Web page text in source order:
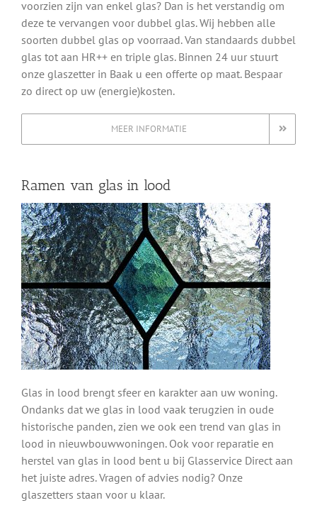
voorzien zijn van enkel glas? Dan is het verstandig om
deze te vervangen voor dubbel glas. Wij hebben alle
soorten dubbel glas op voorraad. Van standaards dubbel
glas tot aan HR++ en triple glas. Binnen 24 uur stuurt
onze glaszetter in Baak u een offerte op maat. Bespaar
zo direct op uw (energie)kosten.
MEER INFORMATIE
Ramen van glas in lood
Glas in lood brengt sfeer en karakter aan uw woning.
Ondanks dat we glas in lood vaak terugzien in oude
historische panden, zien we ook een trend van glas in
lood in nieuwbouwwoningen. Ook voor reparatie en
herstel van glas in lood bent u bij Glasservice Direct aan
het juiste adres. Vragen of advies nodig? Onze
glaszetters staan voor u klaar.